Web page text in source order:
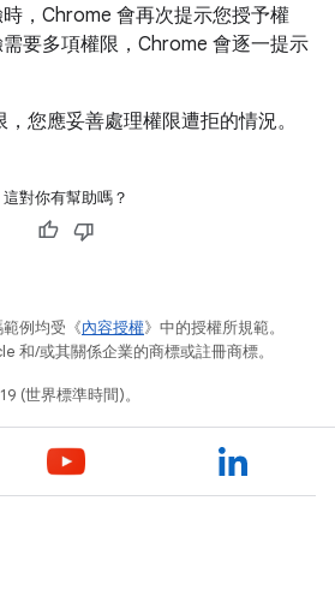
，Chrome 會再次提示您授予權
要多項權限，Chrome 會逐一提示
您應妥善處理權限遭拒的情況。
這對你有幫助嗎？
例均受《內容授權》中的授權所規範。
和/或其關係企業的商標或註冊商標。
(世界標準時間)。